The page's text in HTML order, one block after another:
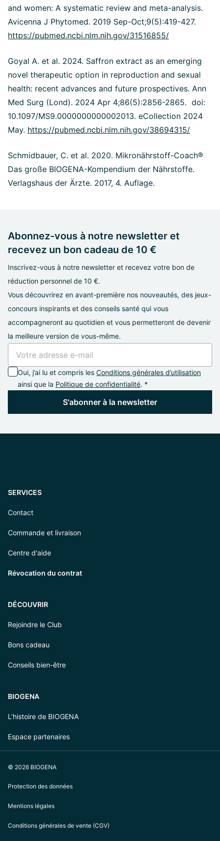
and women: A systematic review and meta-analysis.
Avicenna J Phytomed. 2019 Sep-Oct;9(5):419-427.
https://pubmed.ncbi.nlm.nih.gov/31516855/
Goyal A. et al. 2024. Saffron extract as an emerging
novel therapeutic option in reproduction and sexual
health: recent advances and future prospectives. Ann
Med Surg (Lond). 2024 Apr 4;86(5):2856-2865. doi:
10.1097/MS9.0000000000002013. eCollection 2024
May. https://pubmed.ncbi.nlm.nih.gov/38694315/
Schmidbauer, C. et al. 2020. Mikronährstoff-Coach®
Das große BIOGENA-Kompendium der Nährstoffe.
Verlagshaus der Ärzte. 2017, 4. Auflage.
Abonnez-vous à notre newsletter et
recevez un bon cadeau de 10 €
Inscrivez-vous à notre newsletter et recevez votre bon de
réduction personnel de 10 €.
Vous découvrirez en avant-première nos nouveautés, des jeux-
concours inspirants et des conseils santé qui vous
accompagneront au quotidien et vous permetteront de devenir
la meilleure version de vous-même.
Oui, j’ai lu et compris les Conditions générales d’utilisation
ainsi que la Politique de confidentialité. *
S'abonner à la newsletter
SERVICES
Contact
Commande et livraison
Centre d'aide
Révocation du contrat
DÉCOUVRIR
Rejoindre le Club
Bons cadeau
Conseils bien-être
BIOGENA
L’histoire de BIOGENA
Espace partenaires
© 2026 BIOGENA
Protection des données
Mentions légales
Conditions générales de vente (CGV)